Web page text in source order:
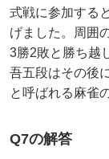
式戦に参加する
げました。周囲
3勝2敗と勝ち越
吾五段はその後
と呼ばれる麻雀
Q7の解答